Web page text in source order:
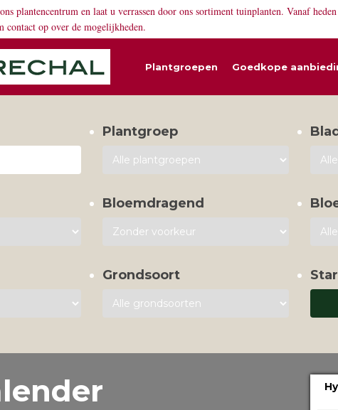
plantencentrum en laat u verrassen door ons sortiment tuinplanten. Vanaf
contact op over de mogelijkheden.
Plantgroepen Goedkope
Plantgroep
Bloemdragend
Grondsoort